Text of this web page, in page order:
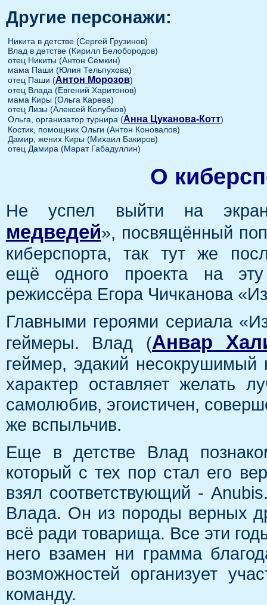
Другие персонажи:
Никита в детстве (Сергей Грузинов)
Влад в детстве (Кирилл Белобородов)
отец Никиты (Антон Сёмкин)
мама Паши (Юлия Тельпухова)
отец Паши (Антон Морозов)
отец Влада (Евгений Харитонов)
мама Киры (Ольга Карева)
отец Лизы (Алексей Колубков)
Ольга, организатор турнира (Анна Цуканова-Котт)
Костик, помощник Ольги (Антон Коновалов)
Дамир, жених Киры (Михаил Бакиров)
отец Дамира (Марат Габадуллин)
О
Не успел выйти на
медведей», посвящённый
киберспорта, так тут же
ещё одного проекта на
режиссёра Егора Чичканова
Главными героями сериала
геймеры. Влад (Анвар
геймер, эдакий несокрушимый
характер оставляет желать
самолюбив, эгоистичен,
же вспыльчив.
Еще в детстве Влад
который с тех пор стал его
взял соответствующий -
Влада. Он из породы верных
всё ради товарища. Все эти
него взамен ни грамма
возможностей организует
команду.